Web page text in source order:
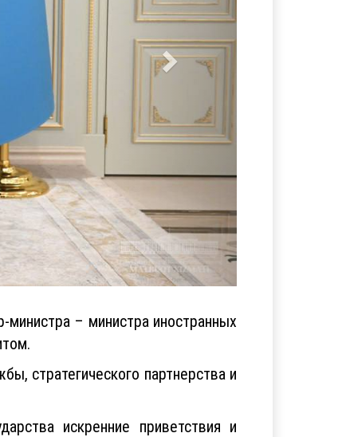
– министра иностранных
стратегического партнерства и
искренние приветствия и